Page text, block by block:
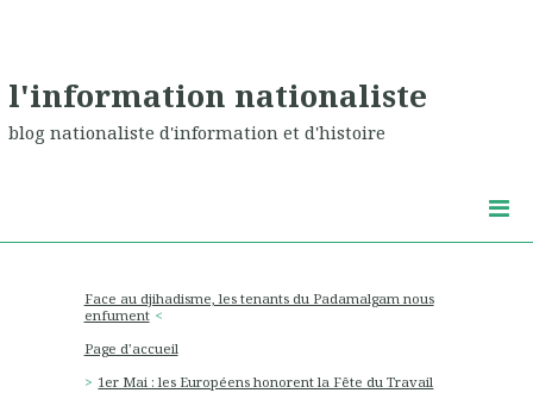
l'information nationaliste
blog nationaliste d'information et d'histoire
Face au djihadisme, les tenants du Padamalgam nous
enfument
Page d'accueil
1er Mai : les Européens honorent la Fête du Travail